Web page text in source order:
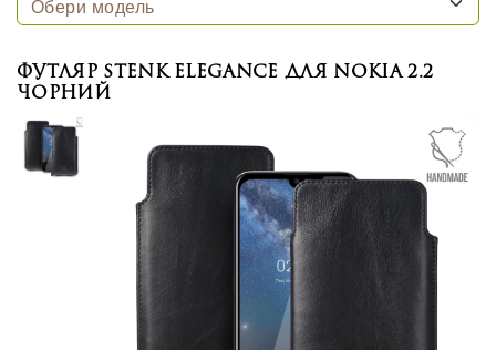
Футляр Stenk Elegance для Nokia 2.2
Чорний